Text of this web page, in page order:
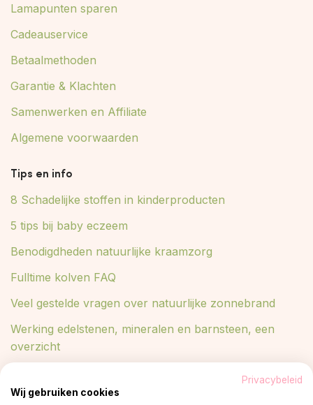
Lamapunten sparen
Cadeauservice
Betaalmethoden
Garantie & Klachten
Samenwerken en Affiliate
Algemene voorwaarden
Tips en info
8 Schadelijke stoffen in kinderproducten
5 tips bij baby eczeem
Benodigdheden natuurlijke kraamzorg
Fulltime kolven FAQ
Veel gestelde vragen over natuurlijke zonnebrand
Werking edelstenen, mineralen en barnsteen, een
overzicht
Blog
Privacybeleid
Wij gebruiken cookies